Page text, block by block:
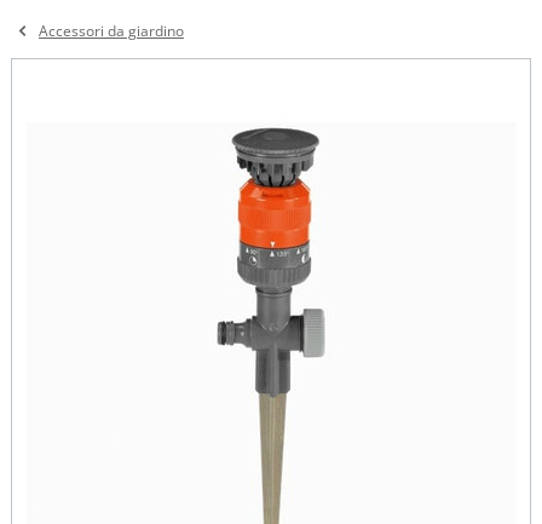
Accessori da giardino